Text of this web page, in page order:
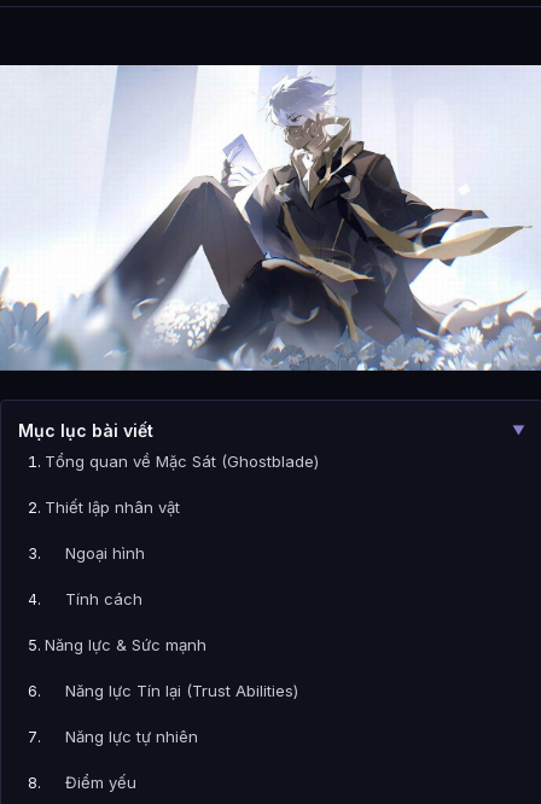
Mục lục bài viết ▼
Tổng quan về Mặc Sát (Ghostblade)
Thiết lập nhân vật
Ngoại hình
Tính cách
Năng lực & Sức mạnh
Năng lực Tín lại (Trust Abilities)
Năng lực tự nhiên
Điểm yếu